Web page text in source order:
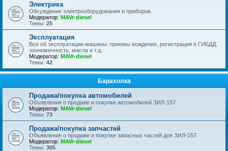
Электрика
Обсуждение электрооборудования и приборов.
Модератор: MAVr-diesel
Темы: 25
Эксплуатация
Все об эксплуатации машины: приемы вождения, регистрация в ГИБДД,
экономичность, масла и т.д.
Модератор: MAVr-diesel
Темы: 42
Барахолка
Продажа/покупка автомобилей
Объявления о продаже и покупке автомобилей ЗИЛ-157
Модератор: MAVr-diesel
Темы: 73
Продажа/покупка запчастей
Объявления о продаже и покупке запасных частей для ЗИЛ-157
Модератор: MAVr-diesel
Темы: 305